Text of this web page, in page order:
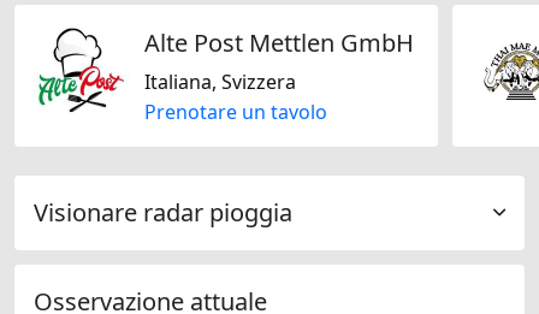
Alte Post Mettlen GmbH
Italiana, Svizzera
Prenotare un tavolo
Visionare radar pioggia
Osservazione attuale